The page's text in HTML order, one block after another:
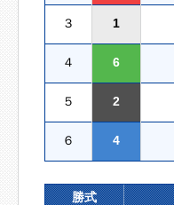
３ 1
４ 6
５ 2
６ 4
勝式